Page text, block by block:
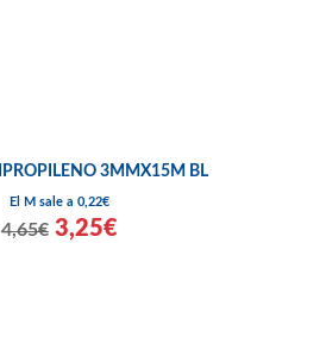
DRIZA POLIPROPILENO 3MMX15M BL
El M sale a 0,22€
4,65€ 3,25€